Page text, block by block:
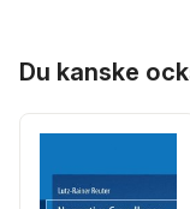
Du kanske